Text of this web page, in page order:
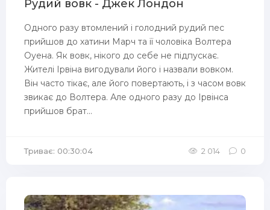
Рудий вовк - Джек Лондон
Одного разу втомлений і голодний рудий пес
прийшов до хатини Марч та її чоловіка Волтера
Оуена. Як вовк, нікого до себе не підпускає.
Жителі Ірвіна вигодували його і назвали вовком.
Він часто тікає, але його повертають, і з часом вовк
звикає до Волтера. Але одного разу до Ірвінса
прийшов брат...
Триває: 00:30:04 2 014 0